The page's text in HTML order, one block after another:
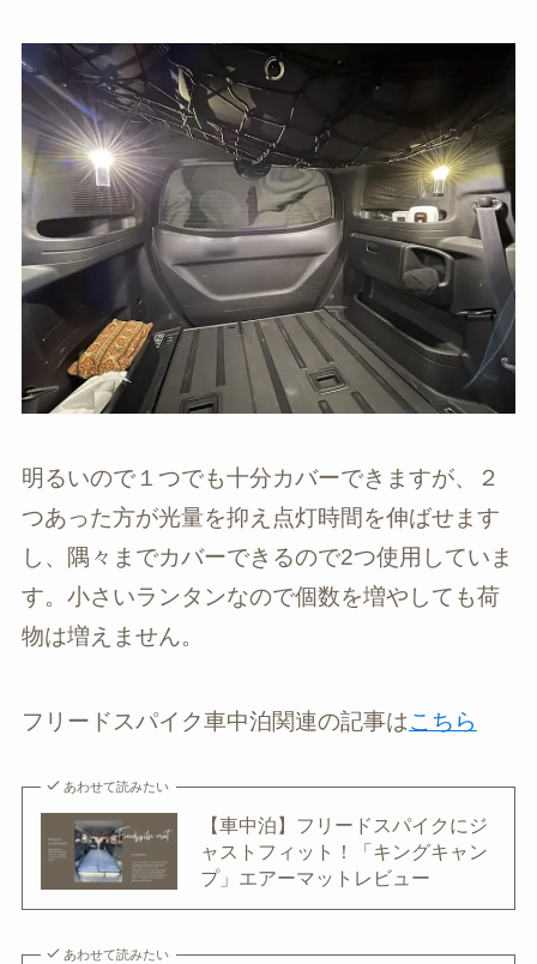
明るいので１つでも十分カバーできますが、２
つあった方が光量を抑え点灯時間を伸ばせます
し、隅々までカバーできるので2つ使用していま
す。小さいランタンなので個数を増やしても荷
物は増えません。
フリードスパイク車中泊関連の記事はこちら
あわせて読みたい
【車中泊】フリードスパイクにジ
ャストフィット！「キングキャン
プ」エアーマットレビュー
あわせて読みたい